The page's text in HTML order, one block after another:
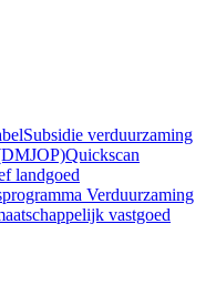
Subsidie verduurzaming
Quickscan
landgoed
Verduurzaming
vastgoed